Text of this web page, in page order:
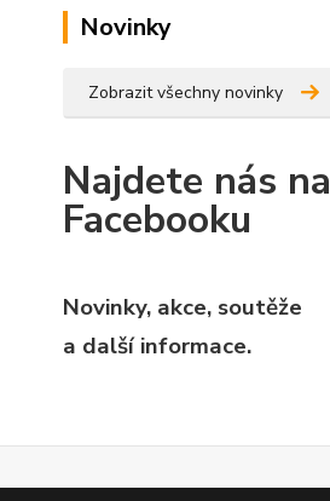
Novinky
Zobrazit všechny novinky
Najdete nás na
Facebooku
Novinky, akce, soutěže
a další informace.